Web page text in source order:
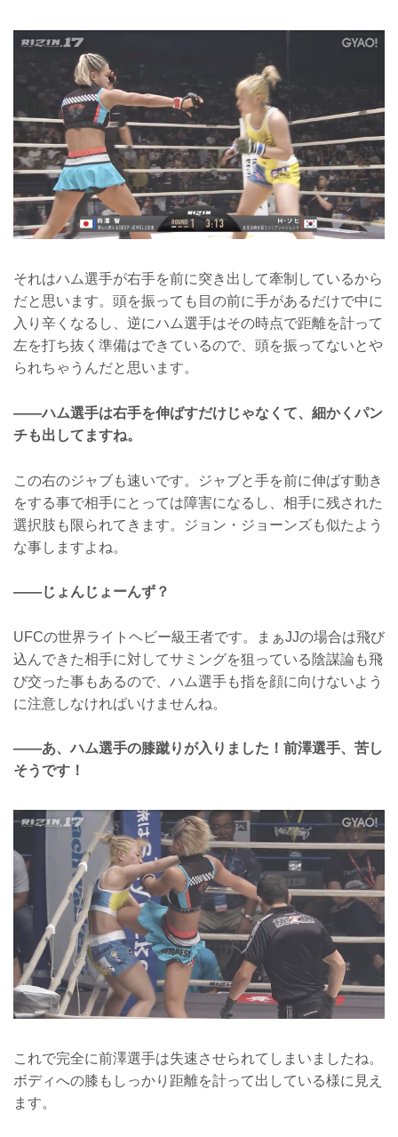
それはハム選手が右手を前に突き出して牽制しているから
だと思います。頭を振っても目の前に手があるだけで中に
入り辛くなるし、逆にハム選手はその時点で距離を計って
左を打ち抜く準備はできているので、頭を振ってないとや
られちゃうんだと思います。
――ハム選手は右手を伸ばすだけじゃなくて、細かくパン
チも出してますね。
この右のジャブも速いです。ジャブと手を前に伸ばす動き
をする事で相手にとっては障害になるし、相手に残された
選択肢も限られてきます。ジョン・ジョーンズも似たよう
な事しますよね。
――じょんじょーんず？
UFCの世界ライトヘビー級王者です。まぁJJの場合は飛び
込んできた相手に対してサミングを狙っている陰謀論も飛
び交った事もあるので、ハム選手も指を顔に向けないよう
に注意しなければいけませんね。
――あ、ハム選手の膝蹴りが入りました！前澤選手、苦し
そうです！
これで完全に前澤選手は失速させられてしまいましたね。
ボディへの膝もしっかり距離を計って出している様に見え
ます。